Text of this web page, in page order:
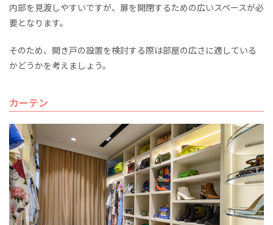
内部を見渡しやすいですが、扉を開閉するための広いスペースが必
要となります。
そのため、開き戸の設置を検討する際は部屋の広さに適している
かどうかを考えましょう。
カーテン